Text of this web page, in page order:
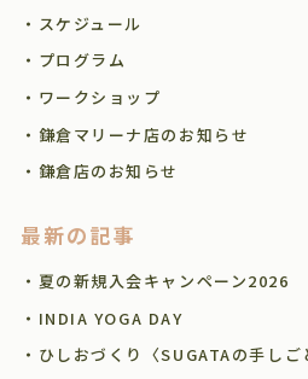
・スケジュール
・プログラム
・ワークショップ
・鎌倉マリーナ店のお知らせ
・鎌倉店のお知らせ
最新の記事
・夏の新規入会キャンペーン2026
・INDIA YOGA DAY
・ひしおづくり〈SUGATAの手しご